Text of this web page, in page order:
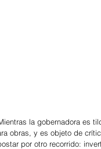
la gobernadora es
obras, y es objeto de
por otro recorrido: